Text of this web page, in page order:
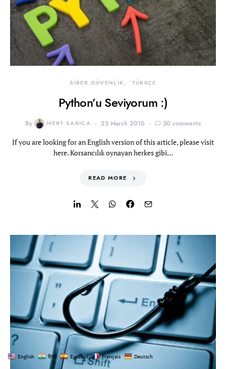
SİBER GÜVENLİK TÜRKÇE
Python’u Seviyorum :)
By MERT SARICA 25 March 2010 50 comments
If you are looking for an English version of this article, please visit
here. Korsancılık oynayan herkes gibi…
READ MORE
English हिन्दी Español Français Deutsch